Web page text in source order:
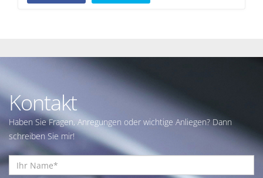
Kontakt
Haben Sie Fragen, Anregungen oder wichtige Anliegen? Dann
schreiben Sie mir!